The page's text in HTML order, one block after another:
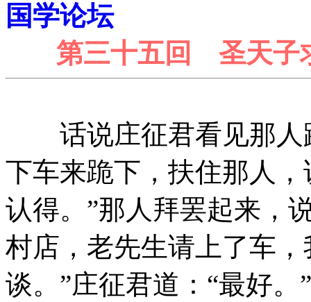
国学论坛
第三十五回 圣天子
话说庄征君看见那人
下车来跪下，扶住那人
认得。”那人拜罢起来，
村店，老先生请上了车
谈。”庄征君道：“最好